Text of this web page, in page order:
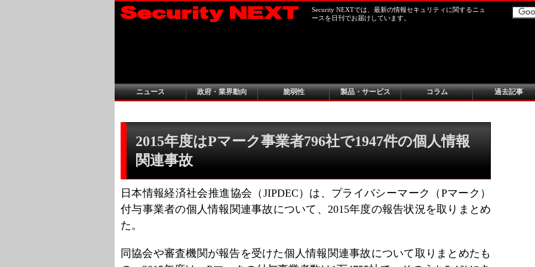
Security NEXTでは、最新の情報セキュリティに関するニュ
ースを日刊でお届けしています。
ニュース 政府・業界動向 脆弱性 製品・サービス コラム 過去記事
2015年度はPマーク事業者796社で1947件の個人情報
関連事故
日本情報経済社会推進協会（JIPDEC）は、プライバシーマーク（Pマーク）
付与事業者の個人情報関連事故について、2015年度の報告状況を取りまとめ
た。
同協会や審査機関が報告を受けた個人情報関連事故について取りまとめたも